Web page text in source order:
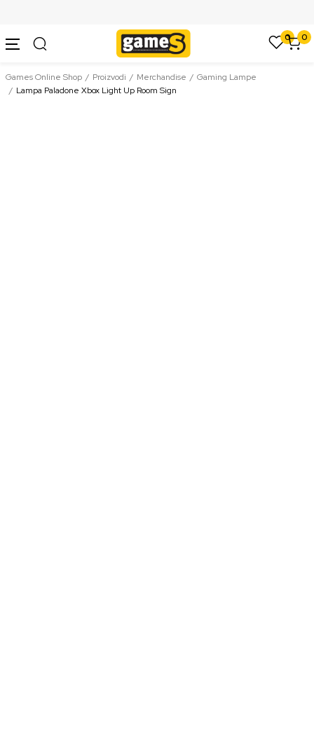
0 0
Games Online Shop Proizvodi Merchandise
Gaming Lampe
Lampa Paladone Xbox Light Up Room Sign